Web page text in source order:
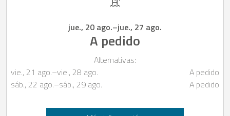
jue., 20 ago.–jue., 27 ago.
A pedido
Alternativas:
vie., 21 ago.–vie., 28 ago.
A pedido
sáb., 22 ago.–sáb., 29 ago. A pedido